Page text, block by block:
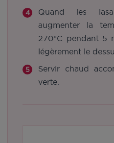
Quand les
augmenter la
270°C pendant 5
légèrement le
Servir chaud
verte.